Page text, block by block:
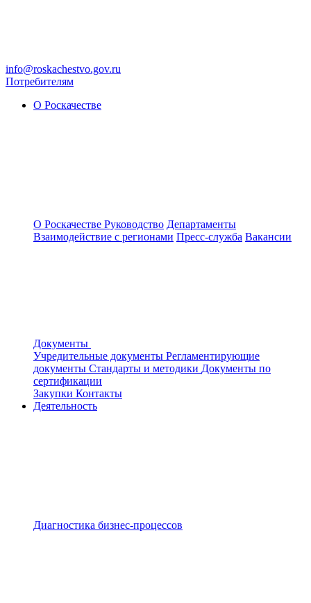
info@roskachestvo.gov.ru
Потребителям
О Роскачестве
О Роскачестве Руководство Департаменты
Взаимодействие с регионами Пресс-служба Вакансии
Документы
Учредительные документы Регламентирующие
документы Стандарты и методики Документы по
сертификации
Закупки Контакты
Деятельность
Диагностика бизнес-процессов